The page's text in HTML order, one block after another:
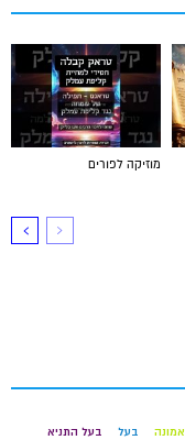
מוזיקה לפורים
אמונה בעל בעל התניא